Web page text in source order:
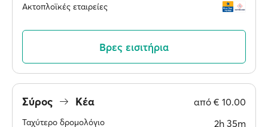
Ακτοπλοϊκές εταιρείες
Βρες εισιτήρια
Σύρος Κέα από € 10.00
Ταχύτερο δρομολόγιο 2h 35m